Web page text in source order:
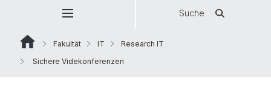
Suche
Fakultät IT
Research IT
Sichere Videkonferenzen